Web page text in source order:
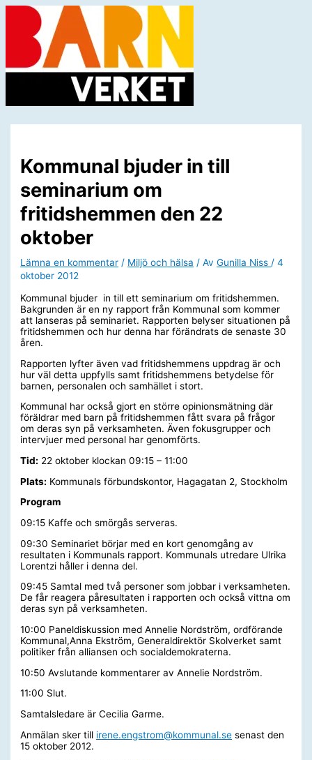
Hoppa
innehåll
Kommunal bjuder in till
seminarium om
fritidshemmen den 22
oktober
Lämna en kommentar / Miljö och hälsa / AvGunilla Niss/4
oktober 2012
Kommunal bjuder in till ett seminarium om fritidshemmen.
Bakgrunden är en ny rapport från Kommunal som kommer
att lanseras på seminariet. Rapporten belyser situationen på
fritidshemmen och hur denna har förändrats de senaste 30
åren.
Rapporten lyfter även vad fritidshemmens uppdrag är och
hur väl detta uppfylls samt fritidshemmens betydelse för
barnen, personalen och samhället i stort.
Kommunal har också gjort en större opinionsmätning där
föräldrar med barn på fritidshemmen fått svara på frågor
om deras syn på verksamheten. Även fokusgrupper och
intervjuer med personal har genomförts.
Tid: 22 oktober klockan 09:15 – 11:00
Plats: Kommunals förbundskontor, Hagagatan 2, Stockholm
Program
09:15 Kaffe och smörgås serveras.
09:30 Seminariet börjar med en kort genomgång av
resultaten i Kommunals rapport. Kommunals utredare Ulrika
Lorentzi håller i denna del.
09:45 Samtal med två personer som jobbar i verksamheten.
De får reagera påresultaten i rapporten och också vittna om
deras syn på verksamheten.
10:00 Paneldiskussion med Annelie Nordström, ordförande
Kommunal,Anna Ekström, Generaldirektör Skolverket samt
politiker från alliansen och socialdemokraterna.
10:50 Avslutande kommentarer av Annelie Nordström.
11:00 Slut.
Samtalsledare är Cecilia Garme.
Anmälan sker till irene.engstrom@kommunal.se senast den
15 oktober 2012.